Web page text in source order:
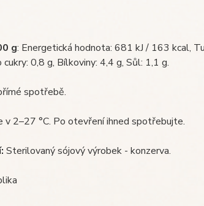
g: Energetická hodnota: 681 kJ / 163 kcal,
0,8 g, Bílkoviny: 4,4 g, Sůl: 1,1 g.
spotřebě.
v 2–27 °C. Po otevření ihned spotřebujte.
Sterilovaný sójový výrobek - konzerva.